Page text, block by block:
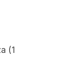
(1